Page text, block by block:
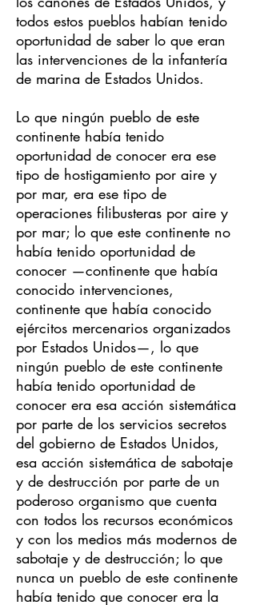
todos estos pueblos habían tenido
oportunidad de saber lo que eran
las intervenciones de la infantería
de marina de Estados Unidos.
Lo que ningún pueblo de este
continente había tenido
oportunidad de conocer era ese
tipo de hostigamiento por aire y
por mar, era ese tipo de
operaciones filibusteras por aire y
por mar; lo que este continente no
había tenido oportunidad de
conocer —continente que había
conocido intervenciones,
continente que había conocido
ejércitos mercenarios organizados
por Estados Unidos—, lo que
ningún pueblo de este continente
había tenido oportunidad de
conocer era esa acción sistemática
por parte de los servicios secretos
del gobierno de Estados Unidos,
esa acción sistemática de sabotaje
y de destrucción por parte de un
poderoso organismo que cuenta
con todos los recursos económicos
y con los medios más modernos de
sabotaje y de destrucción; lo que
nunca un pueblo de este continente
había tenido que conocer era la